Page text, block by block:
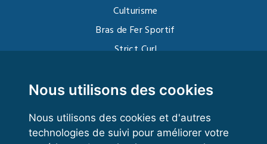
Nous utilisons des cookies
Nous utilisons des cookies et d'autres
technologies de suivi pour améliorer votre
Culturisme
Bras de Fer Sportif
Strict Curl
Kettlebell